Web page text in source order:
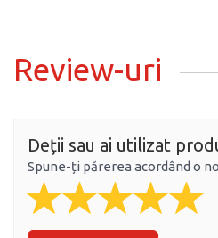
Review-uri
Deții sau ai utilizat
Spune-ți părerea acordând o